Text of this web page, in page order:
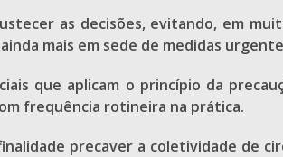
as decisões, evitando, em
mais em sede de medidas
que aplicam o princípio da
frequência rotineira na prática.
precaver a coletividade de